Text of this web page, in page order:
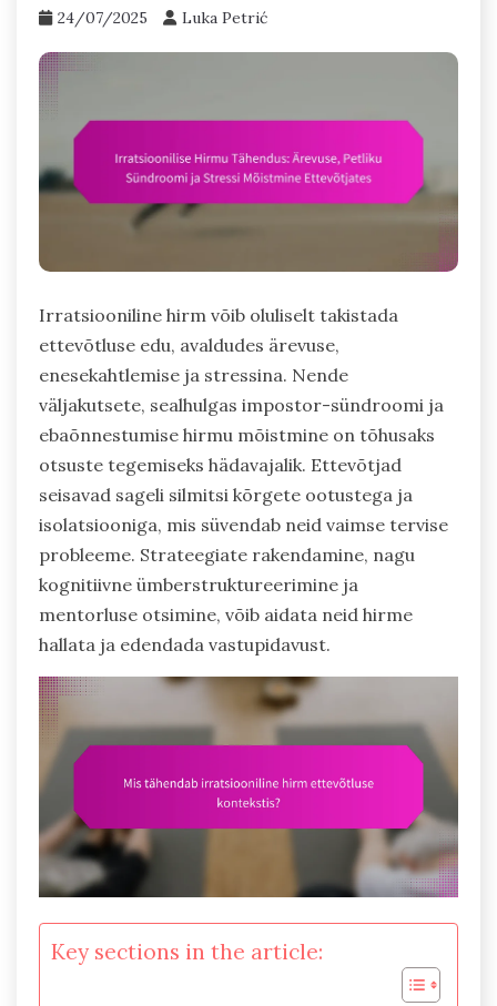
24/07/2025 Luka Petrić
Irratsiooniline hirm võib oluliselt takistada
ettevõtluse edu, avaldudes ärevuse,
enesekahtlemise ja stressina. Nende
väljakutsete, sealhulgas impostor-sündroomi ja
ebaõnnestumise hirmu mõistmine on tõhusaks
otsuste tegemiseks hädavajalik. Ettevõtjad
seisavad sageli silmitsi kõrgete ootustega ja
isolatsiooniga, mis süvendab neid vaimse tervise
probleeme. Strateegiate rakendamine, nagu
kognitiivne ümberstruktureerimine ja
mentorluse otsimine, võib aidata neid hirme
hallata ja edendada vastupidavust.
Key sections in the article: